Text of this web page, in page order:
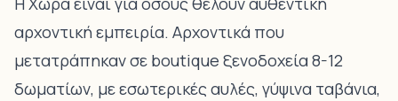
αρχοντική εμπειρία. Αρχοντικά που
μετατράπηκαν σε boutique ξενοδοχεία 8-12
δωματίων, με εσωτερικές αυλές, γύψινα ταβάνια,